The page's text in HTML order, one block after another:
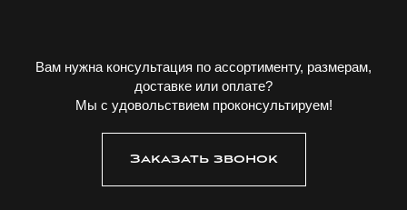
Вам нужна консультация по ассортименту, размерам,
доставке или оплате?
Мы с удовольствием проконсультируем!
Заказать звонок